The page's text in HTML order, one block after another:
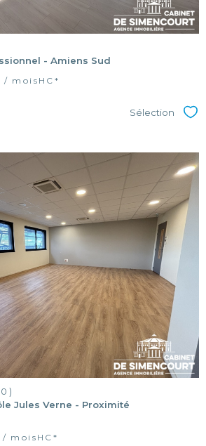
- Amiens Sud
/ mois HC*
Sélection
voir le
bien
Jules Verne - Proximité
mois HC*